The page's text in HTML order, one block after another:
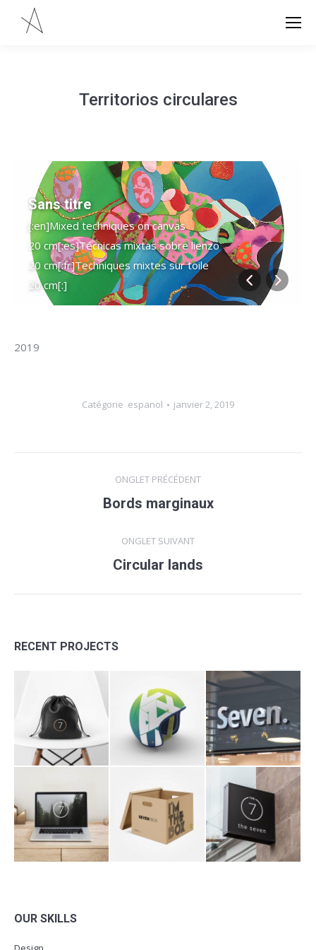
Territorios circulares
Sans titre
[:en]Mixed techniques on canvas
20 cm[:es]Técnicas mixtas sobre lienzo
20 cm[:fr]Techniques mixtes sur toile
20 cm[:]
2019
Catégorie espanol janvier 2, 2019
commentaire
ONGLET PRÉCÉDENT
Onglet
Bords marginaux
ONGLET SUIVANT
Onglet
Circular lands
RECENT PROJECTS
OUR SKILLS